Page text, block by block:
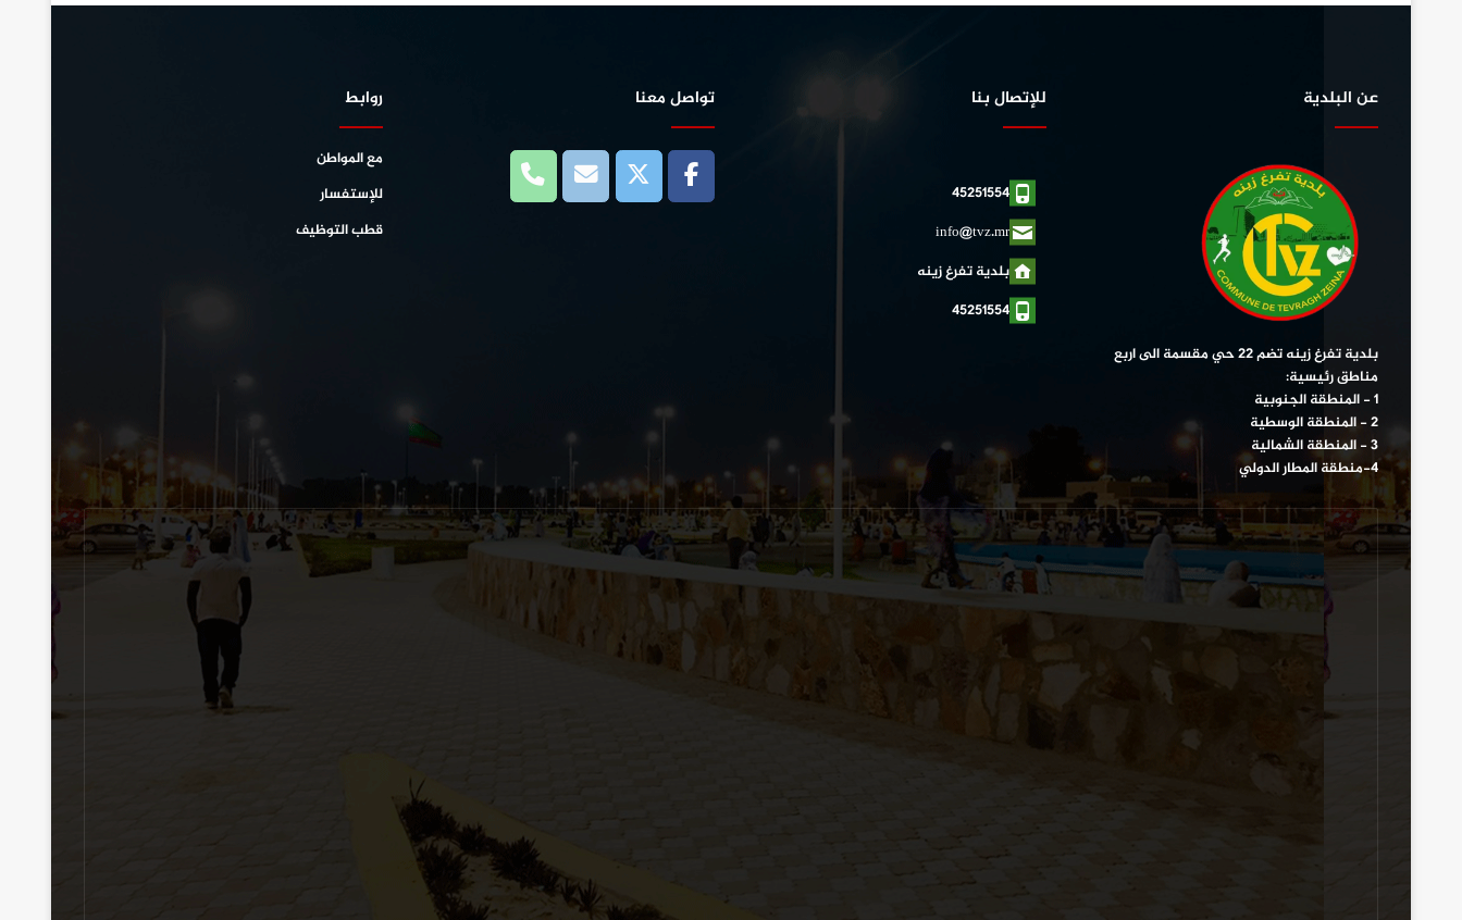
عن البلدية
بلدية تفرغ زينه تضم 22 حي مقسمة الى اربع
مناطق رئيسية:
1 - المنطقة الجنوبية
2 - المنطقة الوسطية
3 - المنطقة الشمالية
4-منطقة المطار الدولي
للإتصال بنا
45251554
info@tvz.mr
بلدية تفرغ زينه
45251554
تواصل معنا روابط
مع المواطن
للإستفسار
قطب التوظيف